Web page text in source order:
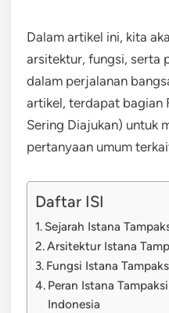
Dalam artikel ini, kita
arsitektur, fungsi, serta
dalam perjalanan
artikel, terdapat bagian
Sering Diajukan) untuk
pertanyaan umum
Daftar ISI
Sejarah Istana
Arsitektur Istana
Fungsi Istana
Peran Istana
Indonesia